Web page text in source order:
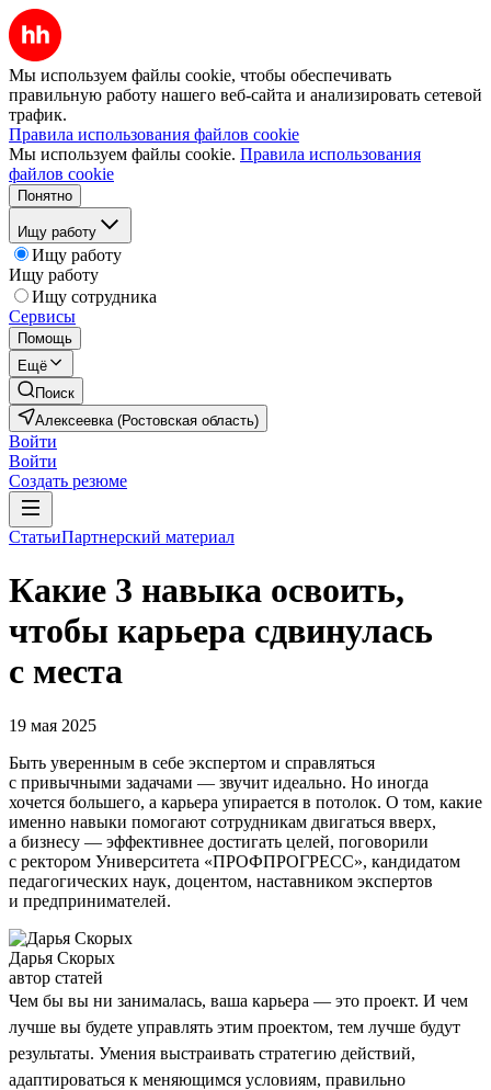
Мы используем файлы cookie, чтобы обеспечивать
правильную работу нашего веб-сайта и анализировать сетевой
трафик.
Правила использования файлов cookie
Мы используем файлы cookie. Правила использования
файлов cookie
Понятно
Ищу работу
Ищу работу
Ищу работу
Ищу сотрудника
Сервисы
Помощь
Ещё
Поиск
Алексеевка (Ростовская область)
Войти
Войти
Создать резюме
СтатьиПартнерский материал
Какие 3 навыка освоить,
чтобы карьера сдвинулась
с места
19 мая 2025
Быть уверенным в себе экспертом и справляться
с привычными задачами — звучит идеально. Но иногда
хочется большего, а карьера упирается в потолок. О том, какие
именно навыки помогают сотрудникам двигаться вверх,
а бизнесу — эффективнее достигать целей, поговорили
с ректором Университета «ПРОФПРОГРЕСС», кандидатом
педагогических наук, доцентом, наставником экспертов
и предпринимателей.
Дарья Скорых
автор статей
Чем бы вы ни занималась, ваша карьера — это проект. И чем
лучше вы будете управлять этим проектом, тем лучше будут
результаты. Умения выстраивать стратегию действий,
адаптироваться к меняющимся условиям, правильно